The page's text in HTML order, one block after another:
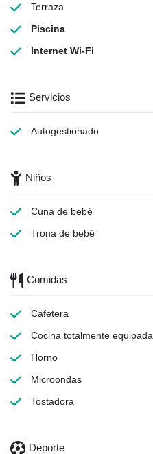
Terraza
Piscina
Internet Wi-Fi
Servicios
Autogestionado
Niños
Cuna de bebé
Trona de bebé
Comidas
Cafetera
Cocina totalmente equipada
Horno
Microondas
Tostadora
Deporte